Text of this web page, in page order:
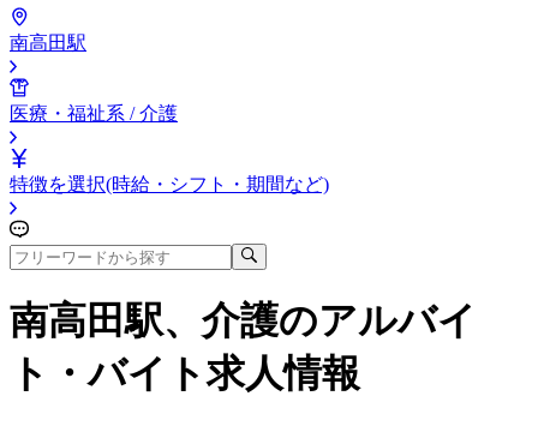
南高田駅
医療・福祉系 / 介護
特徴を選択(時給・シフト・期間など)
南高田駅、介護のアルバイ
ト・バイト求人情報